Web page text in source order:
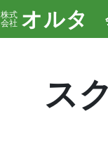
株式
会社 オルタ
ス